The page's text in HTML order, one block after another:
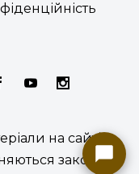
на сайті
законом.